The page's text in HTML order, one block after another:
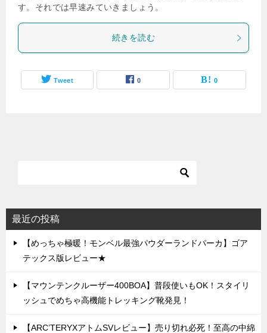
す。それでは早速みていきましょう。
続きを読む
Tweet 0 0
最近の投稿
【めっちゃ極暖！モンベル最強パウダーランドパーカ】ゴア
テックス版レビュー★
【マウンテンクルーザー400BOA】普段使いもOK！スタイリ
ッシュでめちゃ高機能トレッキング靴発見！
【ARC’TERYXアトムSVレビュー】売り切れ必死！至高の中綿